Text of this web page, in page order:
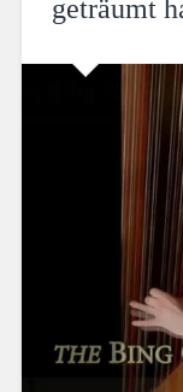
geträumt